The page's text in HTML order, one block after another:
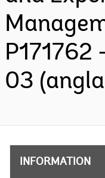
P171762
03
INFORMATION